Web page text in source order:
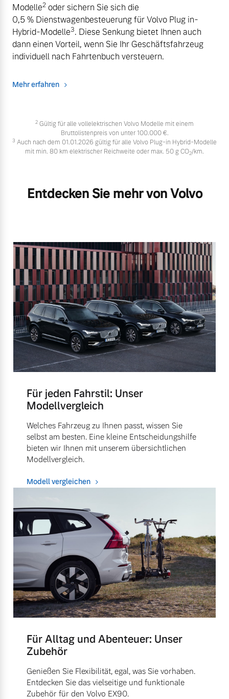
Modelle2 oder sichern Sie sich die
0,5 % Dienstwagenbesteuerung für Volvo Plug in-
Hybrid-Modelle3. Diese Senkung bietet Ihnen auch
dann einen Vorteil, wenn Sie Ihr Geschäftsfahrzeug
individuell nach Fahrtenbuch versteuern.
Mehr erfahren
2 Gültig für alle vollelektrischen Volvo Modelle mit einem
Bruttolistenpreis von unter 100.000 €.
3 Auch nach dem 01.01.2026 gültig für alle Volvo Plug-in Hybrid-Modelle
mit min. 80 km elektrischer Reichweite oder max. 50 g CO2/km.
Entdecken Sie mehr von Volvo
Für jeden Fahrstil: Unser
Modellvergleich
Welches Fahrzeug zu Ihnen passt, wissen Sie
selbst am besten. Eine kleine Entscheidungshilfe
bieten wir Ihnen mit unserem übersichtlichen
Modellvergleich.
Modell vergleichen
Für Alltag und Abenteuer: Unser
Zubehör
Genießen Sie Flexibilität, egal, was Sie vorhaben.
Entdecken Sie das vielseitige und funktionale
Zubehör für den Volvo EX90.